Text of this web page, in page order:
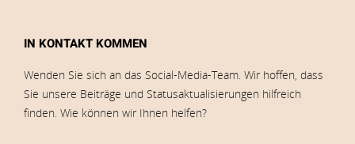
IN KONTAKT KOMMEN
Wenden Sie sich an das Social-Media-Team. Wir hoffen, dass
Sie unsere Beiträge und Statusaktualisierungen hilfreich
finden. Wie können wir Ihnen helfen?